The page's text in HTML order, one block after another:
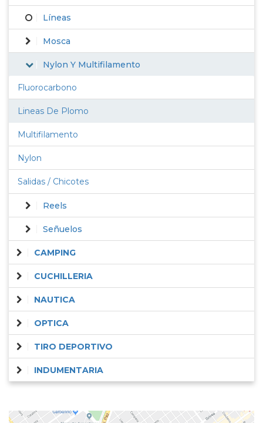
Líneas
Mosca
Nylon Y Multifilamento
Fluorocarbono
Lineas De Plomo
Multifilamento
Nylon
Salidas / Chicotes
Reels
Señuelos
CAMPING
CUCHILLERIA
NAUTICA
OPTICA
TIRO DEPORTIVO
INDUMENTARIA